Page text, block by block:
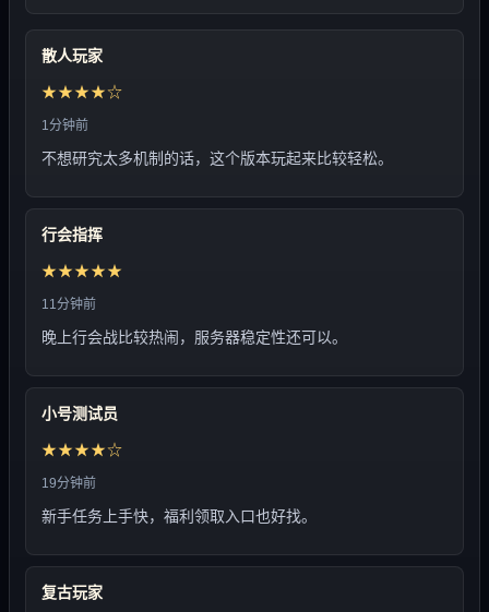
散人玩家
★★★★☆
1分钟前
不想研究太多机制的话，这个版本玩起来比较轻松。
行会指挥
★★★★★
11分钟前
晚上行会战比较热闹，服务器稳定性还可以。
小号测试员
★★★★☆
19分钟前
新手任务上手快，福利领取入口也好找。
复古玩家